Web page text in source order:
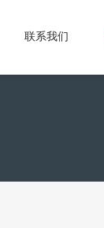
联系我们